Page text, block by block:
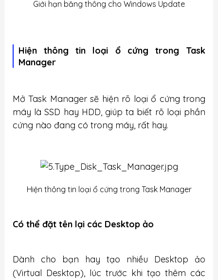
Giới hạn băng thông cho Windows Update
Hiện thông tin loại ổ cứng trong Task
Manager
Mở Task Manager sẽ hiện rõ loại ổ cứng trong
máy là SSD hay HDD, giúp ta biết rõ loại phần
cứng nào đang có trong máy, rất hay.
Hiện thông tin loại ổ cứng trong Task Manager
Có thể đặt tên lại các Desktop ảo
Dành cho bạn hay tạo nhiều Desktop ảo
(Virtual Desktop), lúc trước khi tạo thêm các